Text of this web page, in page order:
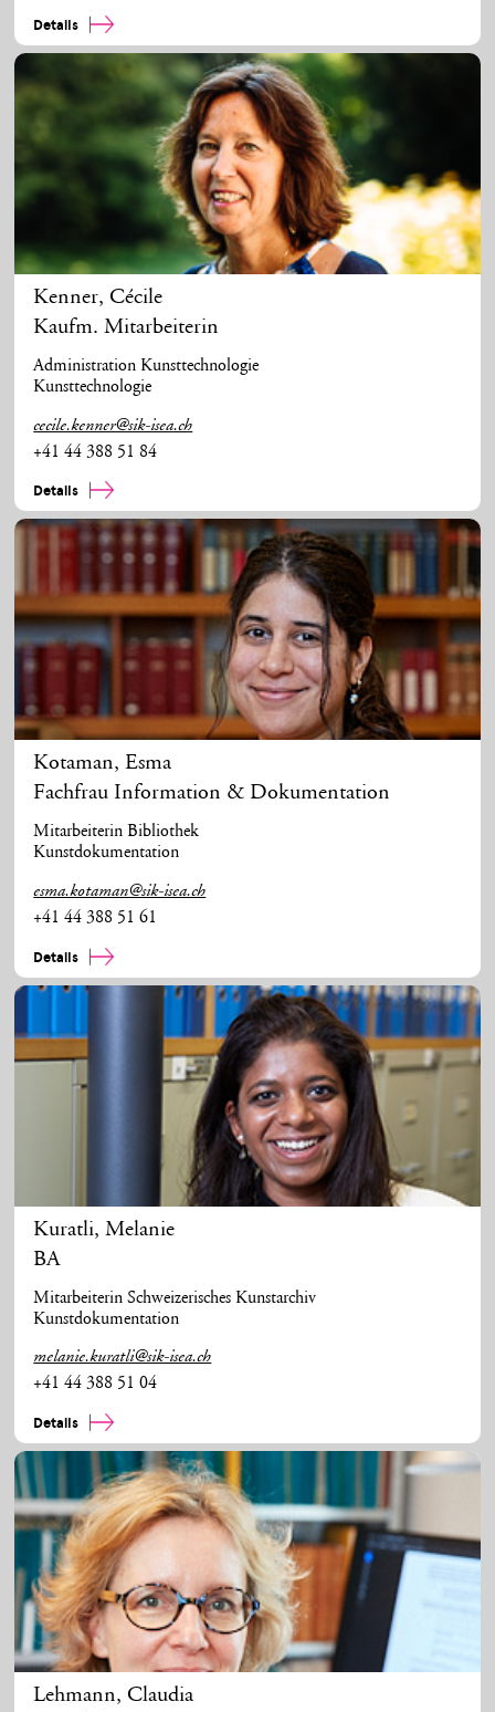
Details
Kenner,Cécile
Kaufm. Mitarbeiterin
Administration Kunsttechnologie
Kunsttechnologie
cecile.kenner@sik-isea.ch
+41 44 388 51 84
Details
Kotaman,Esma
Fachfrau Information & Dokumentation
Mitarbeiterin Bibliothek
Kunstdokumentation
esma.kotaman@sik-isea.ch
+41 44 388 51 61
Details
Kuratli,Melanie
BA
Mitarbeiterin Schweizerisches Kunstarchiv
Kunstdokumentation
melanie.kuratli@sik-isea.ch
+41 44 388 51 04
Details
Lehmann,Claudia